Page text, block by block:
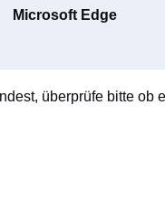
Microsoft Edge
überprüfe bitte ob